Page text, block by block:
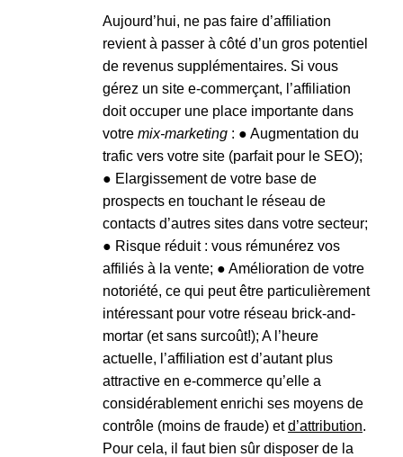
Aujourd’hui, ne pas faire d’affiliation
revient à passer à côté d’un gros potentiel
de revenus supplémentaires. Si vous
gérez un site e-commerçant, l’affiliation
doit occuper une place importante dans
votre mix-marketing : ● Augmentation du
trafic vers votre site (parfait pour le SEO);
● Elargissement de votre base de
prospects en touchant le réseau de
contacts d’autres sites dans votre secteur;
● Risque réduit : vous rémunérez vos
affiliés à la vente; ● Amélioration de votre
notoriété, ce qui peut être particulièrement
intéressant pour votre réseau brick-and-
mortar (et sans surcoût!); A l’heure
actuelle, l’affiliation est d’autant plus
attractive en e-commerce qu’elle a
considérablement enrichi ses moyens de
contrôle (moins de fraude) etd’attribution.
Pour cela, il faut bien sûr disposer de la